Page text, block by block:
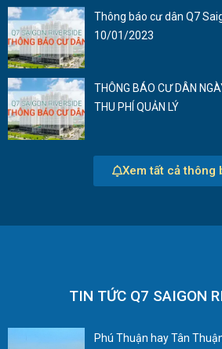
Thông báo cư dân Q7
10/01/2023
THÔNG BÁO CƯ DÂN
THU PHÍ QUẢN LÝ
Xem tất cả thông
TIN TỨC Q7 SAIGON
Phú Thuận hay Tân